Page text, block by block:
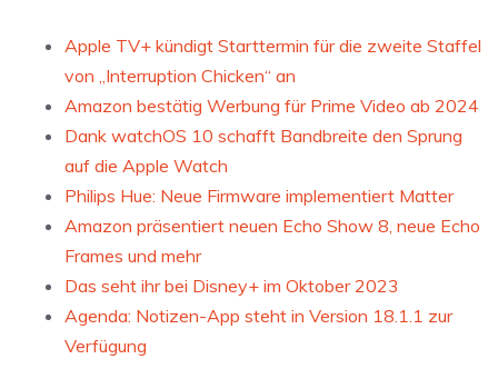
Apple TV+ kündigt Starttermin für die zweite Staffel
von „Interruption Chicken“ an
Amazon bestätig Werbung für Prime Video ab 2024
Dank watchOS 10 schafft Bandbreite den Sprung
auf die Apple Watch
Philips Hue: Neue Firmware implementiert Matter
Amazon präsentiert neuen Echo Show 8, neue Echo
Frames und mehr
Das seht ihr bei Disney+ im Oktober 2023
Agenda: Notizen-App steht in Version 18.1.1 zur
Verfügung